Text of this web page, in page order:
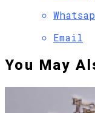
Email
You May